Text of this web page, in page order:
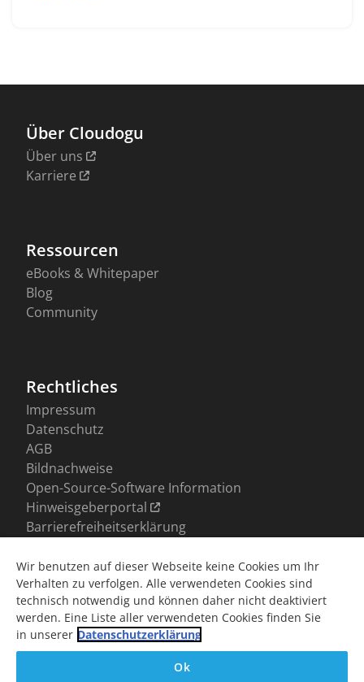
Wir benutzen auf dieser Webseite keine Cookies um Ihr
Verhalten zu verfolgen. Alle verwendeten Cookies sind
technisch notwendig und können daher nicht deaktiviert
werden. Eine Liste aller verwendeten Cookies finden Sie
in unserer Datenschutzerklärung
Ok